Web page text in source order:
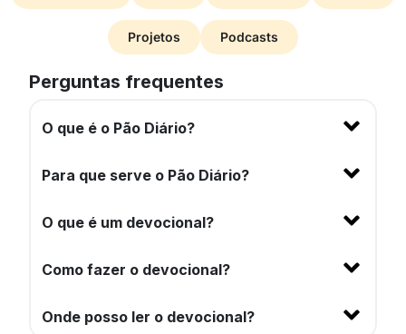
Projetos Podcasts
Perguntas frequentes
O que é o Pão Diário?
Para que serve o Pão Diário?
O que é um devocional?
Como fazer o devocional?
Onde posso ler o devocional?